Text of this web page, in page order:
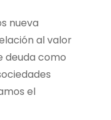
nueva
al valor
deuda como
el